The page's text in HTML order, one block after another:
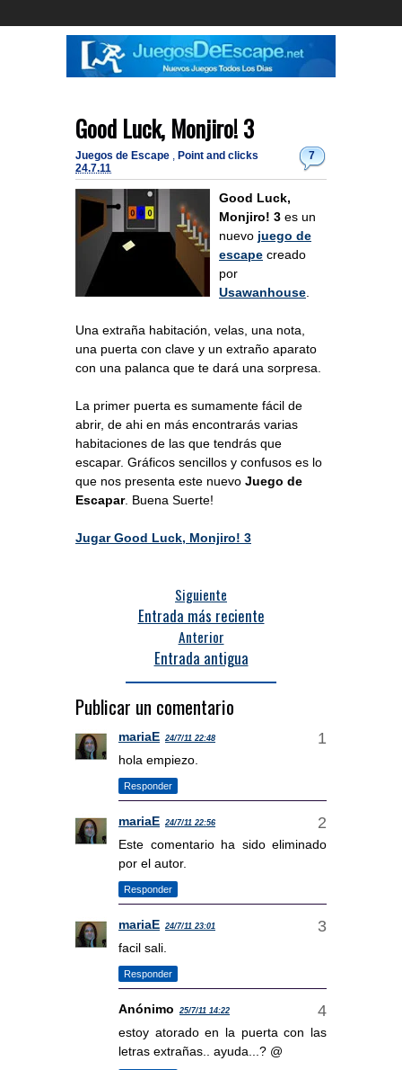
Good Luck, Monjiro! 3
7
Juegos de Escape , Point and clicks
24.7.11
Good Luck,
Monjiro! 3 es un
nuevo juego de
escape creado
por
Usawanhouse.
Una extraña habitación, velas, una nota,
una puerta con clave y un extraño aparato
con una palanca que te dará una sorpresa.
La primer puerta es sumamente fácil de
abrir, de ahi en más encontrarás varias
habitaciones de las que tendrás que
escapar. Gráficos sencillos y confusos es lo
que nos presenta este nuevo Juego de
Escapar. Buena Suerte!
Jugar Good Luck, Monjiro! 3
Siguiente
Entrada más reciente
Anterior
Entrada antigua
Publicar un comentario
mariaE 24/7/11 22:48
hola empiezo.
Responder
mariaE 24/7/11 22:56
Este comentario ha sido eliminado
por el autor.
Responder
mariaE 24/7/11 23:01
facil sali.
Responder
Anónimo 25/7/11 14:22
estoy atorado en la puerta con las
letras extrañas.. ayuda...? @